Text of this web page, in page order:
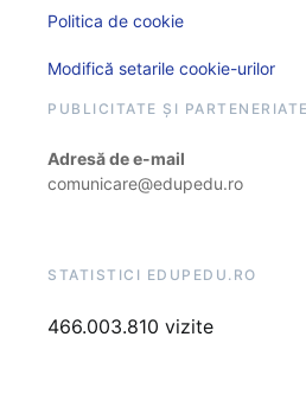
Politica de cookie
Modifică setarile cookie-urilor
PUBLICITATE ȘI PARTENERIATE
Adresă de e-mail
comunicare@edupedu.ro
STATISTICI EDUPEDU.RO
466.003.810 vizite